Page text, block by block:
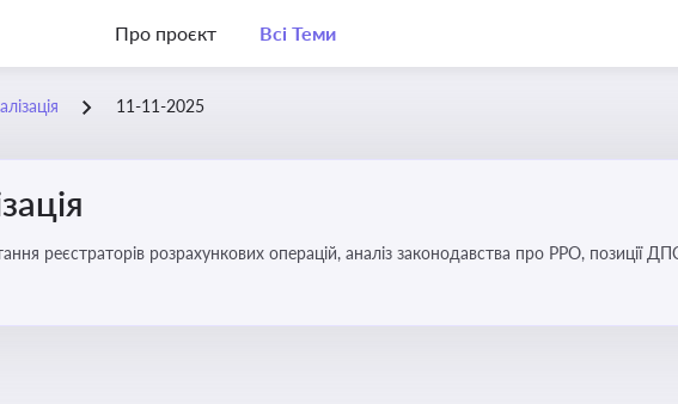
Про проєкт Всі Теми
11-11-2025
Новини та зміни щодо використання